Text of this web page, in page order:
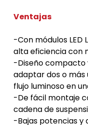
Ventajas
-Con módulos LED
alta eficiencia con
-Diseño compacto
adaptar dos o
flujo luminoso en
-De fácil montaje
cadena de
-Bajas potencias y